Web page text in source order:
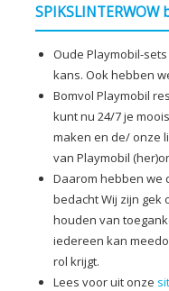
Oude Playmobil-
kans. Ook hebben
Bomvol Playmobil
kunt nu 24/7 je
maken en de/ onze
van Playmobil
Daarom hebben we
bedacht Wij zijn gek
houden van
iedereen kan
rol krijgt.
Lees voor uit onze